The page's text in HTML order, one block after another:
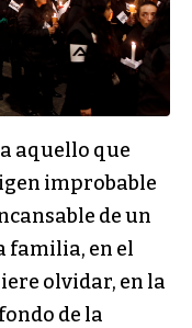
aquello que
improbable
de un
familia, en el
olvidar, en la
de la